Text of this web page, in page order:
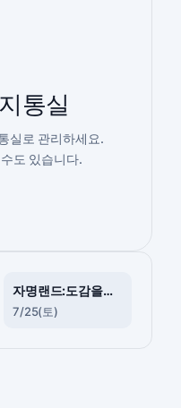
통실
실로 관리하세요.
도 있습니다.
자명랜드:도감을채워라
7/25(토)